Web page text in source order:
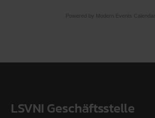
Powered by Modern Events Calendar
LSVNI Geschäftsstelle